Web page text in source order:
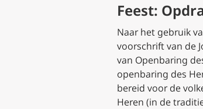
Feest:
Naar het gebruik
voorschrift van de
van Openbaring
openbaring des
bereid voor de
Heren (in de